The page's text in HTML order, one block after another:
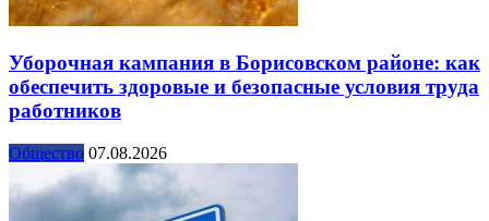
Уборочная кампания в Борисовском районе: как
обеспечить здоровые и безопасные условия труда
работников
Общество 07.08.2026